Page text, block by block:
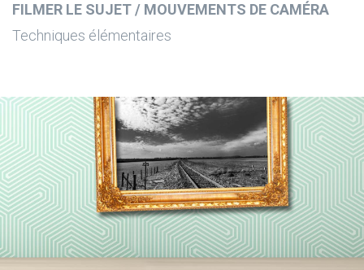
FILMER LE SUJET / MOUVEMENTS DE CAMÉRA
Techniques élémentaires